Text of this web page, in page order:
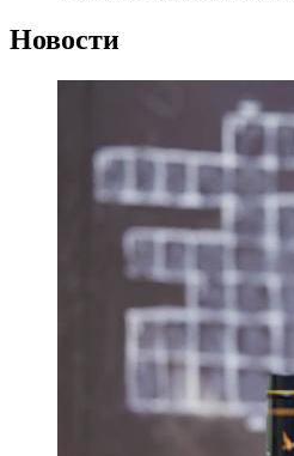
Новости